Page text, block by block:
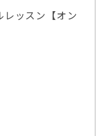
ッスン【オン